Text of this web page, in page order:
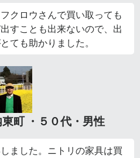
クロウさんで買い取っても
すことも出来ないので、出
ても助かりました。
町 ・５０代・男性
ました。ニトリの家具は買